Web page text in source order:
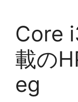
Core
載の
eg